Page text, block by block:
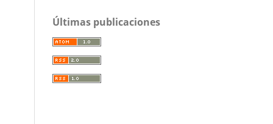
Últimas publicaciones